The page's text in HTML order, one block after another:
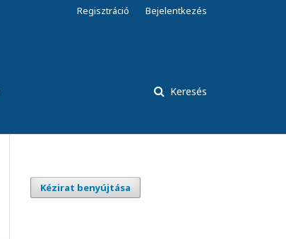
Keresés
Regisztráció Bejelentkezés
Kézirat benyújtása